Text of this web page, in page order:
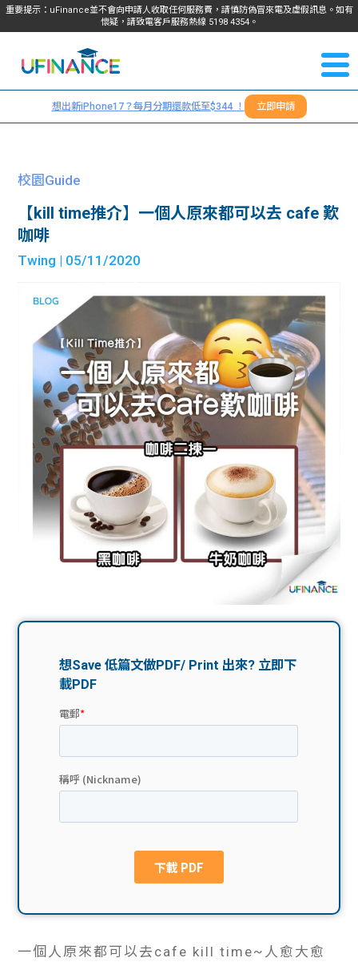
重要提示：uFinance並不會向申請人收取任何服務費，請慎防偽冒來電及虛假訊息。如有
懷疑，請致電客戶服務熱線 5198 4354。
我們
服務
貸款
計算
機
學生
故事
分享
大學
貸款
網上
私人
Blog
大專
生筍
工推
介
搵工
Gui
ge
校園
Gui
常見
問題
學生
福利
uFina
nce
校園
聯絡
我們
們
＋
想出新iPhone17？每月分期還款低至$344 ！ 立即申請
校園Guide
【kill time推介】一個人原來都可以去 cafe 歎
咖啡
Twing | 05/11/2020
一個人原來都可以去cafe kill time~人愈大愈